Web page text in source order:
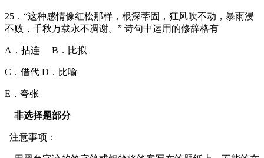
25．“这种感情像红松那样，根深蒂固，狂风吹不动，暴雨浸
不败，千秋万载永不凋谢。” 诗句中运用的修辞格有
A．拈连 B．比拟
C．借代 D．比喻
E．夸张
非选择题部分
注意事项：